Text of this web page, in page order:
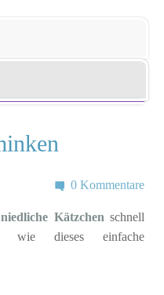
0 Kommentare
Kätzchen schnell
dieses einfache